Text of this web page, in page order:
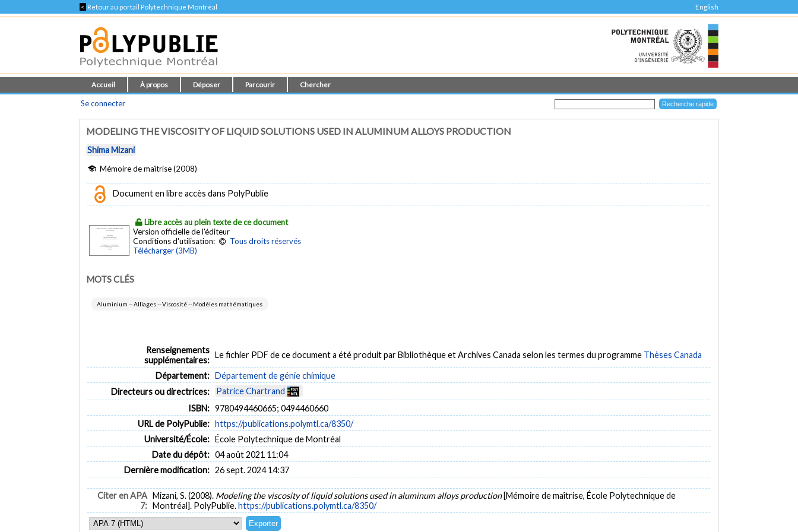
< Retour au portail Polytechnique Montréal English
Accueil À propos Déposer Parcourir Chercher
Se connecter
MODELING THE VISCOSITY OF LIQUID SOLUTIONS USED IN ALUMINUM ALLOYS PRODUCTION
Shima Mizani
Mémoire de maîtrise (2008)
Document en libre accès dans PolyPublie
Libre accès au plein texte de ce document
Version officielle de l'éditeur
Conditions d'utilisation:
Tous droits réservés
Télécharger (3MB)
MOTS CLÉS
Aluminium -- Alliages -- Viscosité -- Modèles mathématiques
Renseignements
supplémentaires:
Le fichier PDF de ce document a été produit par Bibliothèque et Archives Canada selon les termes du programme Thèses Canada
Département: Département de génie chimique
Directeurs ou directrices:
Patrice Chartrand
ISBN: 9780494460665; 0494460660
URL de PolyPublie: https://publications.polymtl.ca/8350/
Université/École: École Polytechnique de Montréal
Date du dépôt: 04 août 2021 11:04
Dernière modification: 26 sept. 2024 14:37
Citer en APA
7:
Mizani, S. (2008). Modeling the viscosity of liquid solutions used in aluminum alloys production [Mémoire de maîtrise, École Polytechnique de
Montréal]. PolyPublie.https://publications.polymtl.ca/8350/